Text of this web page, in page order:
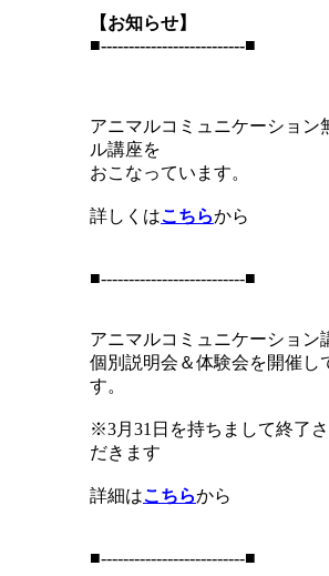
【お知らせ】
■--------------------------■
アニマルコミュニケーション
ル講座を
おこなっています。
詳しくはこちらから
■--------------------------■
アニマルコミュニケーション
個別説明会＆体験会を開催し
す。
※3月31日を持ちまして終了
だきます
詳細はこちらから
■--------------------------■